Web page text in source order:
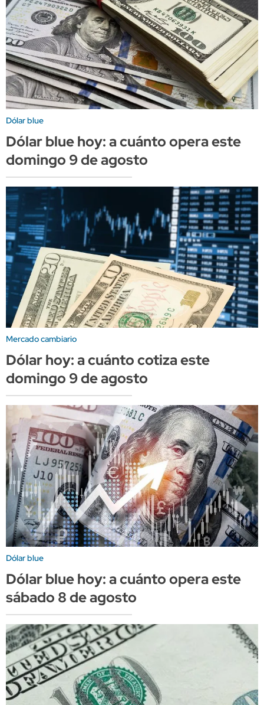
Dólar blue
Dólar blue hoy: a cuánto opera este
domingo 9 de agosto
Mercado cambiario
Dólar hoy: a cuánto cotiza este
domingo 9 de agosto
Dólar blue
Dólar blue hoy: a cuánto opera este
sábado 8 de agosto